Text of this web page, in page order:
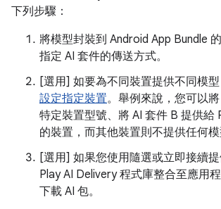
下列步驟：
將模型封裝到 Android App Bundle
指定 AI 套件的傳送方式。
[選用] 如要為不同裝置提供不同模
設定指定裝置。舉例來說，您可以
特定裝置型號、將 AI 套件 B 提供給
的裝置，而其他裝置則不提供任何模
[選用] 如果您使用隨選或立即接續
Play AI Delivery 程式庫整合至應用
下載 AI 包。